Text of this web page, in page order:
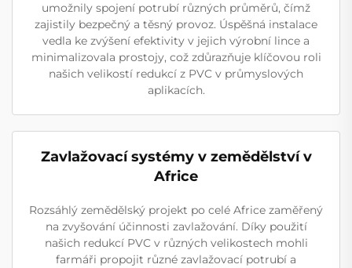
umožnily spojení potrubí různých průměrů, čímž
zajistily bezpečný a těsný provoz. Úspěšná instalace
vedla ke zvýšení efektivity v jejich výrobní lince a
minimalizovala prostojy, což zdůrazňuje klíčovou roli
našich velikostí redukcí z PVC v průmyslových
aplikacích.
Zavlažovací systémy v zemědělství v
Africe
Rozsáhlý zemědělský projekt po celé Africe zaměřený
na zvyšování účinnosti zavlažování. Díky použití
našich redukcí PVC v různých velikostech mohli
farmáři propojit různé zavlažovací potrubí a